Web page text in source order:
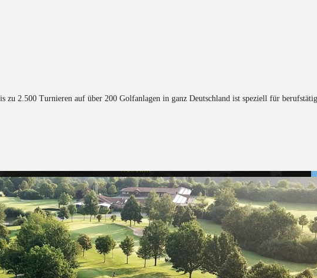
zu 2.500 Turnieren auf über 200 Golfanlagen in ganz Deutschland ist speziell für
Webcam
Startzeiten
Gewitterschutz
Notfall-Karte
Impressum
Datenschutz